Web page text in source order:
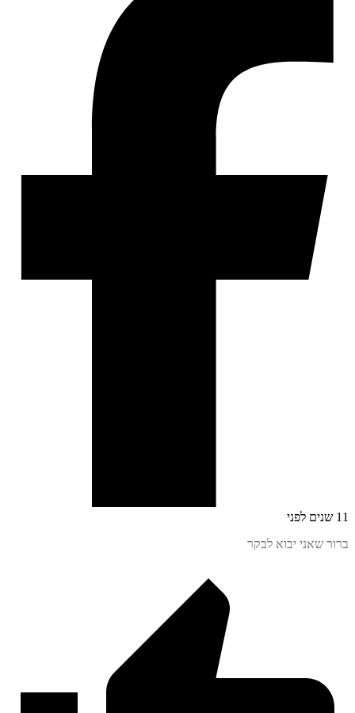
שאני יבוא לבקר